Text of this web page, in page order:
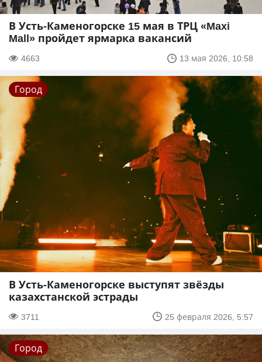
В Усть-Каменогорске 15 мая в ТРЦ «Maxi
Mall» пройдет ярмарка вакансий
4663 13 мая 2026, 10:58
Город
В Усть-Каменогорске выступят звёзды
казахстанской эстрады
3711 25 февраля 2026, 5:57
Город